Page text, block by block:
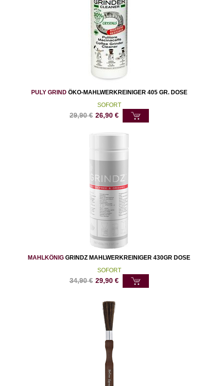
PULY GRINDÖKO-MAHLWERKREINIGER 405 GR. DOSE
SOFORT
29,90€ 26,90€
MAHLKÖNIG GRINDZ MAHLWERKREINIGER 430GR DOSE
SOFORT
34,90€ 29,90€